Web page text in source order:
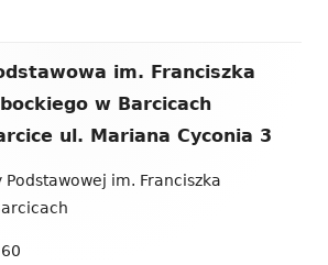
im. Franciszka
w Barcicach
ul. Mariana Cyconia 3
Podstawowej im. Franciszka